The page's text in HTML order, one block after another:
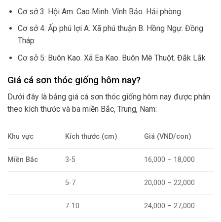
Cơ sở 3: Hội Am. Cao Minh. Vĩnh Bảo. Hải phòng
Cơ sở 4: Ấp phú lợi A. Xã phú thuận B. Hồng Ngự. Đồng
Tháp
Cơ sở 5: Buôn Kao. Xã Ea Kao. Buôn Mê Thuột. Đắk Lắk
Giá cá sơn thóc giống hôm nay?
Dưới đây là bảng giá cá sơn thóc giống hôm nay được phân
theo kích thước và ba miền Bắc, Trung, Nam:
Khu vực Kích thước (cm) Giá (VND/con)
Miền Bắc 3-5 16,000 – 18,000
5-7 20,000 – 22,000
7-10 24,000 – 27,000